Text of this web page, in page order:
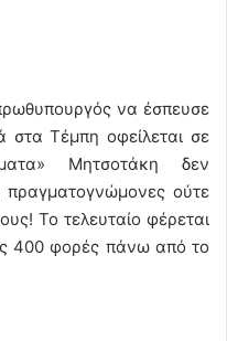
να έσπευσε
στα Τέμπη οφείλεται σε
Μητσοτάκη δεν
πραγματογνώμονες ούτε
Το τελευταίο φέρεται
400 φορές πάνω από το